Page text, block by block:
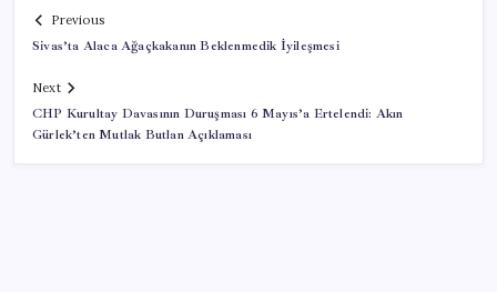
Previous
Sivas’ta Alaca Ağaçkakanın Beklenmedik İyileşmesi
Next
CHP Kurultay Davasının Duruşması 6 Mayıs’a Ertelendi: Akın
Gürlek’ten Mutlak Butlan Açıklaması